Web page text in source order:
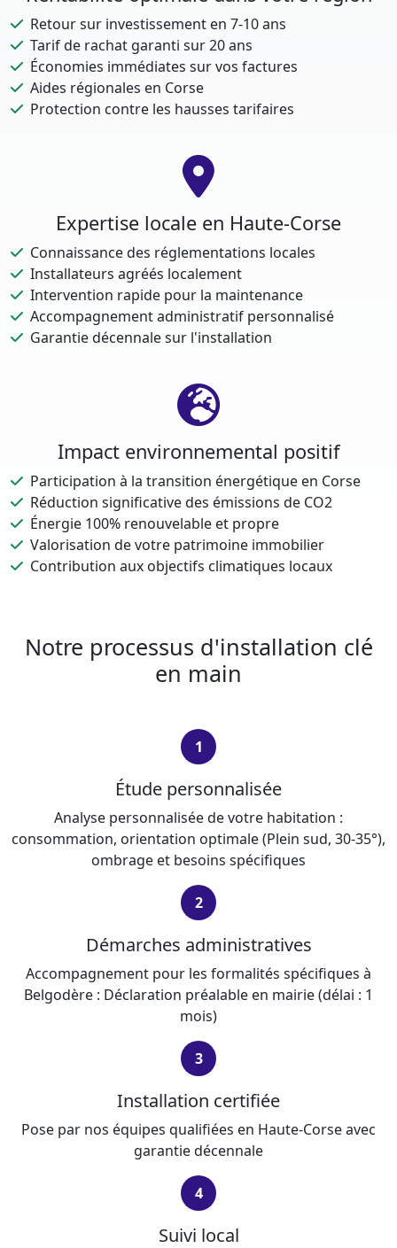
Retour sur investissement en 7-10 ans
Tarif de rachat garanti sur 20 ans
Économies immédiates sur vos factures
Aides régionales en Corse
Protection contre les hausses tarifaires
Expertise locale en Haute-Corse
Connaissance des réglementations locales
Installateurs agréés localement
Intervention rapide pour la maintenance
Accompagnement administratif personnalisé
Garantie décennale sur l'installation
Impact environnemental positif
Participation à la transition énergétique en Corse
Réduction significative des émissions de CO2
Énergie 100% renouvelable et propre
Valorisation de votre patrimoine immobilier
Contribution aux objectifs climatiques locaux
Notre processus d'installation clé
en main
1
Étude personnalisée
Analyse personnalisée de votre habitation :
consommation, orientation optimale (Plein sud, 30-35°),
ombrage et besoins spécifiques
2
Démarches administratives
Accompagnement pour les formalités spécifiques à
Belgodère : Déclaration préalable en mairie (délai : 1
mois)
3
Installation certifiée
Pose par nos équipes qualifiées en Haute-Corse avec
garantie décennale
4
Suivi local